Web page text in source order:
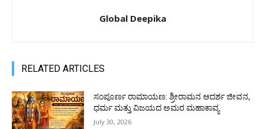
Global Deepika
RELATED ARTICLES
ಸಂಪೂರ್ಣ ರಾಮಾಯಣ: ಶ್ರೀರಾಮನ ಆದರ್ಶ ಜೀವನ,
ಧರ್ಮ ಮತ್ತು ವಿಜಯದ ಅಮರ ಮಹಾಕಾವ್ಯ
July 30, 2026